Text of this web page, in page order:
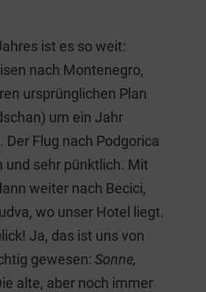
o
k
ist es so weit:
nach Montenegro,
ursprünglichen Plan
um ein Jahr
Flug nach Podgorica
und sehr pünktlich. Mit
weiter nach Becici,
wo unser Hotel liegt.
Ja, das ist uns von
gewesen: Sonne,
alte, aber noch immer